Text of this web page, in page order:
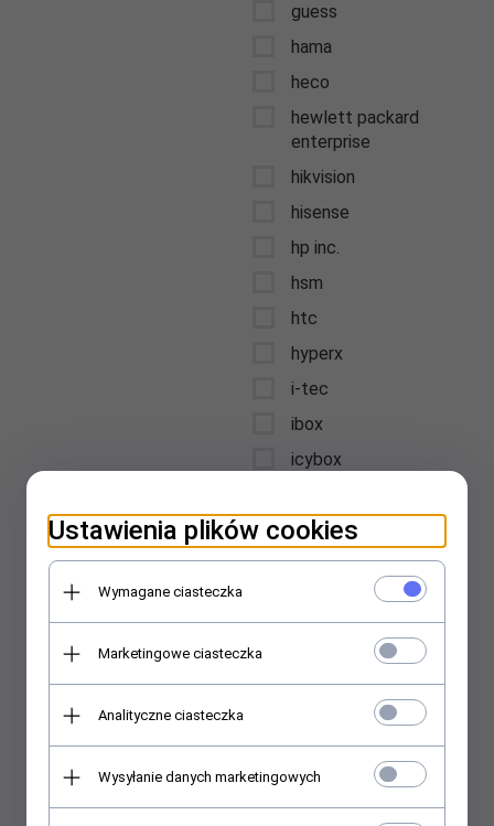
guess
hama
heco
hewlett packard
enterprise
hikvision
hisense
hp inc.
hsm
htc
hyperx
i-tec
ibox
icybox
intellinet
Interdruk
International Paper
Kwidzyn
karcher
Ustawienia plików cookies
Wymagane ciasteczka
Marketingowe ciasteczka
Analityczne ciasteczka
Wysyłanie danych marketingowych